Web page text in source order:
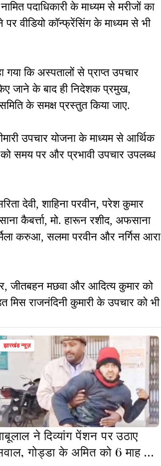
पदाधिकारी के माध्यम से मरीजों का
वीडियो कॉन्फ्रेंसिंग के माध्यम से भी
गया कि अस्पतालों से प्राप्त उपचार
जाने के बाद ही निदेशक प्रमुख,
के समक्ष प्रस्तुत किया जाए.
उपचार योजना के माध्यम से आर्थिक
समय पर और प्रभावी उपचार उपलब्ध
देवी, शाहिना परवीन, परेश कुमार
कैबर्त्ता, मो. हारून रशीद, अफसाना
करुआ, सलमा परवीन और नर्गिस आरा
जीतबहन मछवा और आदित्य कुमार को
मिस राजनंदिनी कुमारी के उपचार को भी
झारखंड न्यूज़
ने दिव्यांग पेंशन पर उठाए
गोड्डा के अमित को 6 माह से